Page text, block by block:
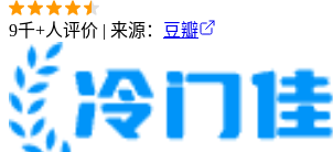
9千+人评价 | 来源： 豆瓣